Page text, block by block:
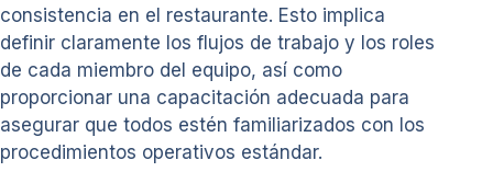
consistencia en el restaurante. Esto implica
definir claramente los flujos de trabajo y los roles
de cada miembro del equipo, así como
proporcionar una capacitación adecuada para
asegurar que todos estén familiarizados con los
procedimientos operativos estándar.